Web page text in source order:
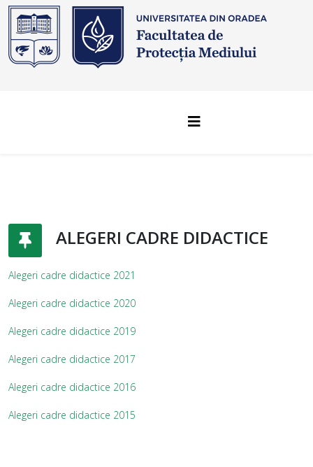
ALEGERI CADRE DIDACTICE
Alegeri cadre didactice 2021
Alegeri cadre didactice 2020
Alegeri cadre didactice 2019
Alegeri cadre didactice 2017
Alegeri cadre didactice 2016
Alegeri cadre didactice 2015